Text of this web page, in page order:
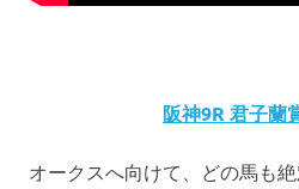
阪神9R 君子蘭
オークスへ向けて、どの馬も